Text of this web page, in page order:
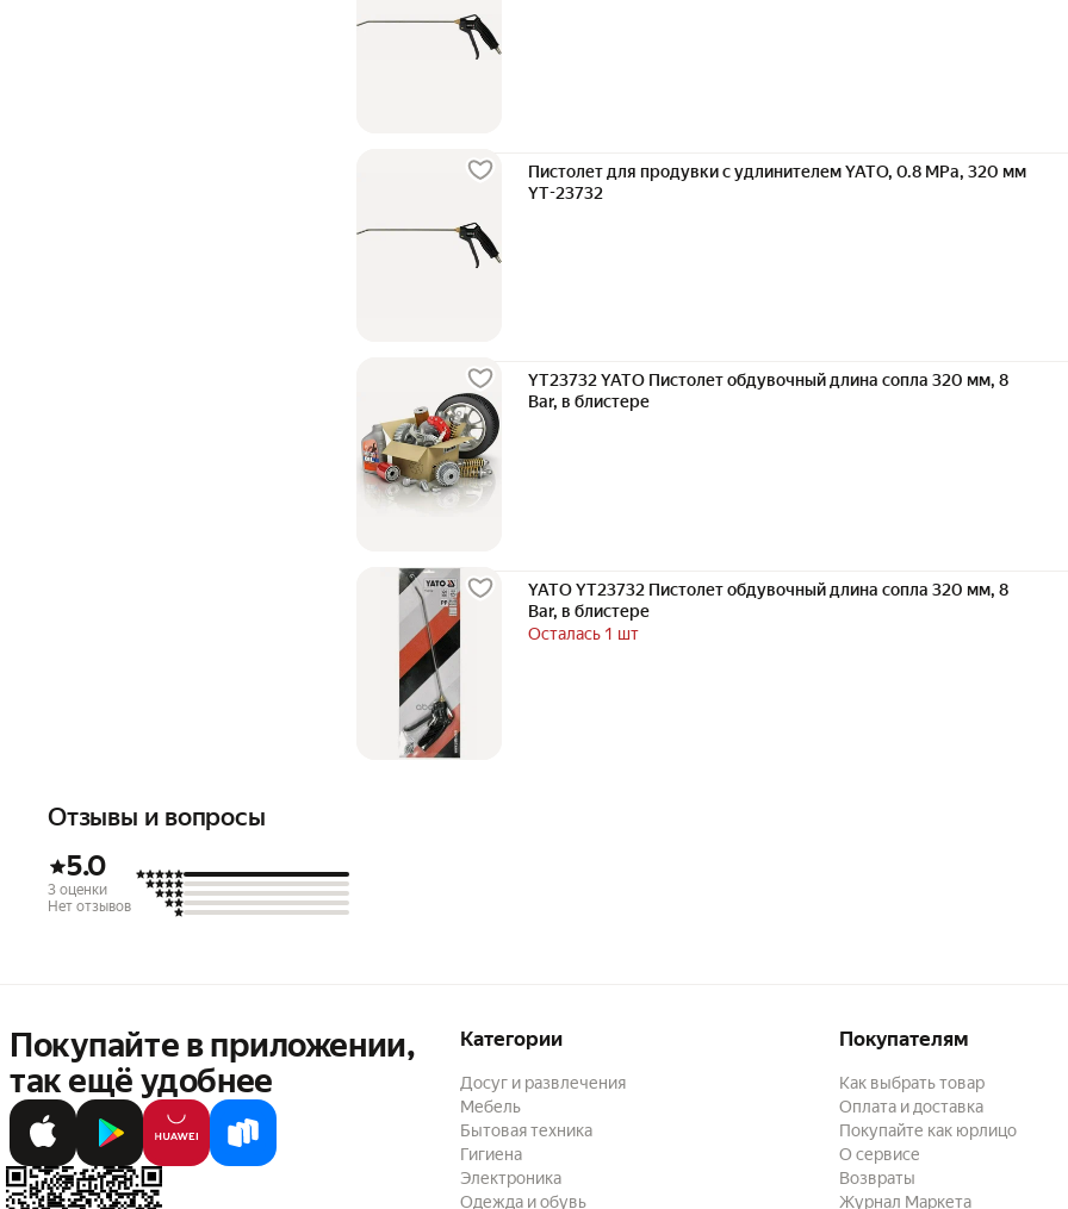
Пистолет для продувки с удлинителем YATO, 0.8 MPa, 320 мм
YT-23732
YT23732 YATO Пистолет обдувочный длина сопла 320 мм, 8
Bar, в блистере
YATO YT23732 Пистолет обдувочный длина сопла 320 мм, 8
Bar, в блистере
Осталась 1 шт
Отзывы и вопросы
5.0
3 оценки
Нет отзывов
Покупайте в приложении,
так ещё удобнее
Категории
Досуг и развлечения
Мебель
Бытовая техника
Гигиена
Электроника
Одежда и обувь
Покупателям
Как выбрать товар
Оплата и доставка
Покупайте как юрлицо
О сервисе
Возвраты
Журнал Маркета